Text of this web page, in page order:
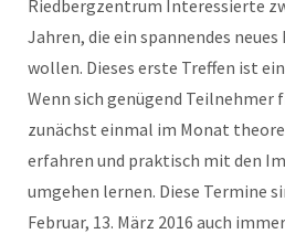
Riedbergzentrum Interessierte
Jahren, die ein spannendes
wollen. Dieses erste Treffen ist
Wenn sich genügend Teilnehmer
zunächst einmal im Monat
erfahren und praktisch mit den
umgehen lernen. Diese Termine
Februar, 13. März 2016 auch